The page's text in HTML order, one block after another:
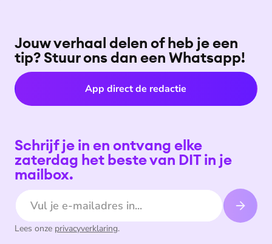
Jouw verhaal delen of heb je een
tip? Stuur ons dan een Whatsapp!
App direct de redactie
Schrijf je in en ontvang elke
zaterdag het beste van DIT in je
mailbox.
E-mailadres
Lees onze privacyverklaring.